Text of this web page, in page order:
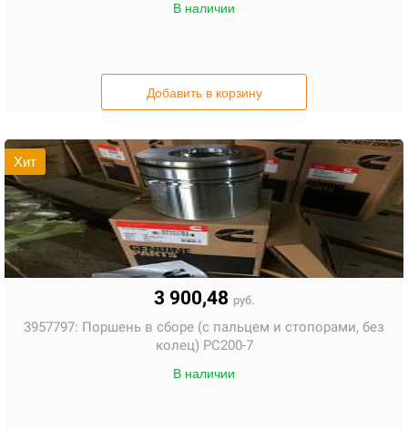
В наличии
Добавить в корзину
Хит
3 900,48 руб.
3957797: Поршень в сборе (с пальцем и стопорами, без
колец) PC200-7
В наличии